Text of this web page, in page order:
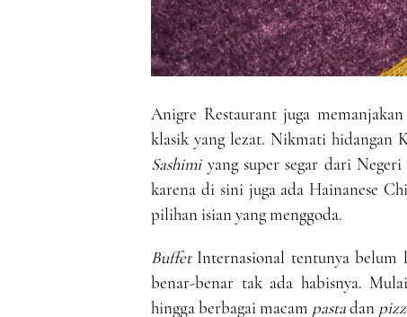
Anigre Restaurant juga
klasik yang lezat. Nikmati hidangan
Sashimi yang super segar dari
karena di sini juga ada Hainanese
pilihan isian yang menggoda.
BuffetInternasional tentunya belum
benar-benar tak ada habisnya.
hingga berbagai macam pastadan